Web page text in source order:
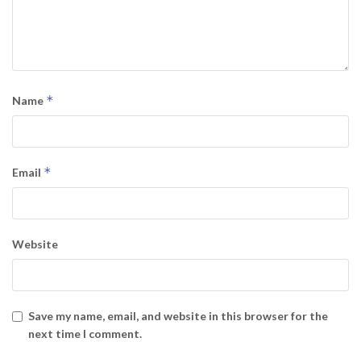
Name *
Email *
Website
Save my name, email, and website in this browser for the
next time I comment.